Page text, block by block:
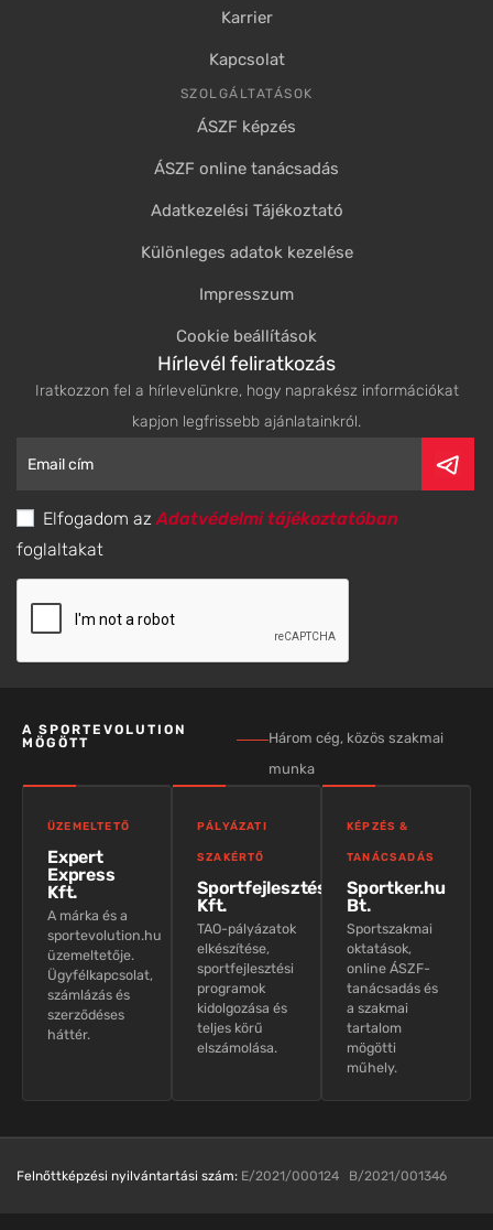
Karrier
Kapcsolat
SZOLGÁLTATÁSOK
ÁSZF képzés
ÁSZF online tanácsadás
Adatkezelési Tájékoztató
Különleges adatok kezelése
Impresszum
Cookie beállítások
Hírlevél feliratkozás
Iratkozzon fel a hírlevelünkre, hogy naprakész információkat
kapjon legfrissebb ajánlatainkról.
Elfogadom azAdatvédelmi tájékoztatóban
foglaltakat
A SPORTEVOLUTION
MÖGÖTT
Három cég, közös szakmai
munka
ÜZEMELTETŐ
Expert
Express
Kft.
A márka és a
sportevolution.hu
üzemeltetője.
Ügyfélkapcsolat,
számlázás és
szerződéses
háttér.
PÁLYÁZATI
SZAKÉRTŐ
Sportfejlesztés
Kft.
TAO-pályázatok
elkészítése,
sportfejlesztési
programok
kidolgozása és
teljes körű
elszámolása.
KÉPZÉS &
TANÁCSADÁS
Sportker.hu
Bt.
Sportszakmai
oktatások,
online ÁSZF-
tanácsadás és
a szakmai
tartalom
mögötti
műhely.
Felnőttképzési nyilvántartási szám: E/2021/000124 B/2021/001346